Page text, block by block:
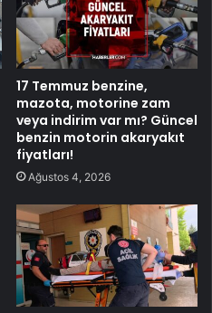
17 Temmuz benzine,
mazota, motorine zam
veya indirim var mı? Güncel
benzin motorin akaryakıt
fiyatları!
Ağustos 4, 2026